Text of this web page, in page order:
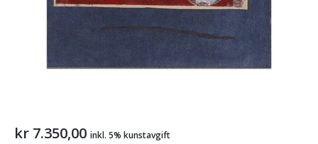
kr 7.350,00 inkl. 5% kunstavgift